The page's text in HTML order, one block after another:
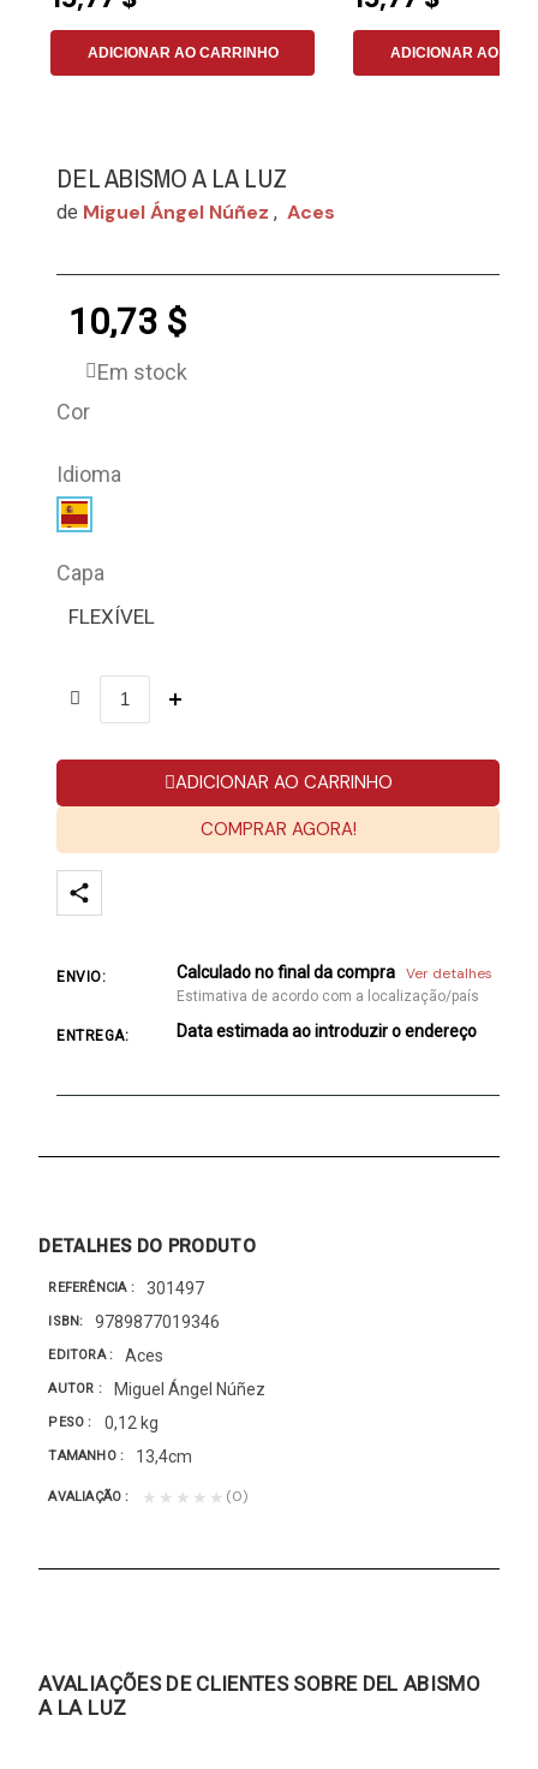
ADICIONAR AO CARRINHO ADICIONAR AO
DEL ABISMO A LA LUZ
de Miguel Ángel Núñez , Aces
10,73 $
Em stock
Cor
Idioma
Capa
FLEXÍVEL
ADICIONAR AO CARRINHO
COMPRAR AGORA!
ENVIO: Calculado no final da compra Ver detalhes
Estimativa de acordo com a localização/país
ENTREGA: Data estimada ao introduzir o endereço
DETALHES DO PRODUTO
REFERÊNCIA 301497
ISBN 9789877019346
EDITORA Aces
AUTOR Miguel Ángel Núñez
PESO 0,12 kg
TAMANHO 13,4cm
AVALIAÇÃO ★★★★★ (0)
AVALIAÇÕES DE CLIENTES SOBRE DEL ABISMO
A LA LUZ